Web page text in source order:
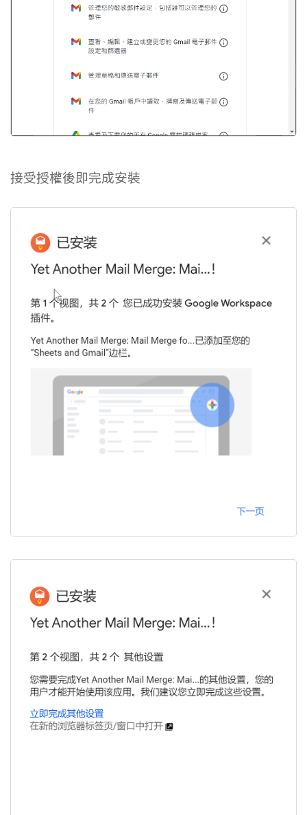
接受授權後即完成安裝